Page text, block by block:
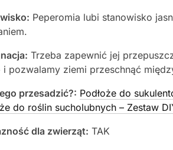
Peperomia lubi stanowisko
Trzeba zapewnić jej
i pozwalamy ziemi przeschnąć
przesadzić?: Podłoże do
do roślin sucholubnych – Zestaw
dla zwierząt: TAK